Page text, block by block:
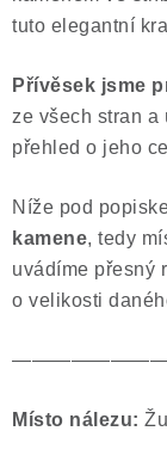
tuto elegantní
Přívěsek jsme
ze všech stran
přehled o jeho
Níže pod
kamene, tedy
uvádíme přesný
o velikosti
Místo nálezu: